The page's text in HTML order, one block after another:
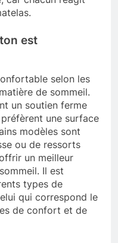
est
selon les
de sommeil.
un soutien ferme
une surface
modèles sont
ou de ressorts
un meilleur
Il est
types de
qui correspond le
de confort et de